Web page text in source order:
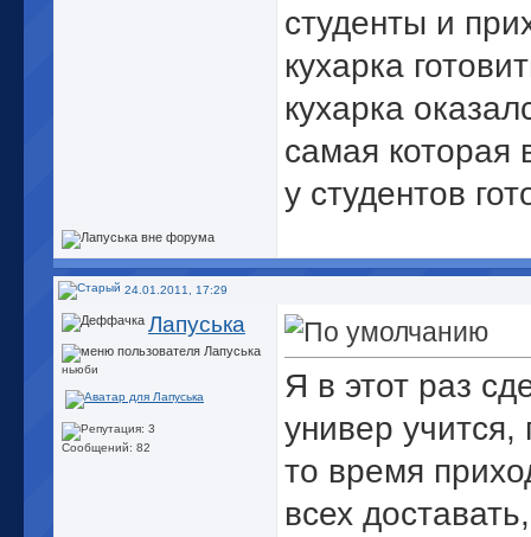
студенты и
кухарка
кухарка
самая которая
у студентов
24.01.2011, 17:29
Лапуська
ньюби
Сообщений: 82
Я в этот раз
универ
то время
всех